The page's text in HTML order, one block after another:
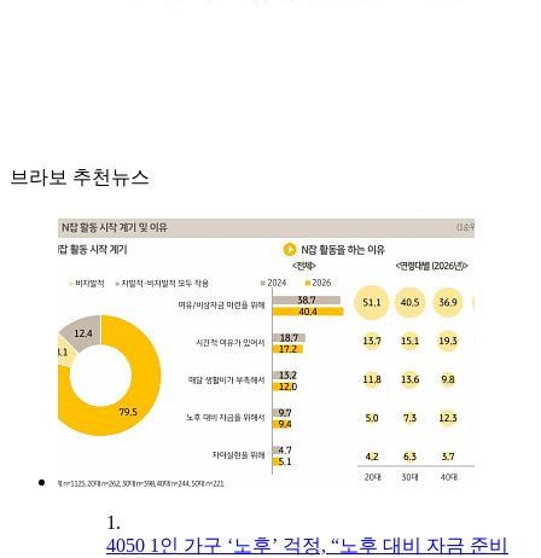
브라보 추천뉴스
1.
4050 1인 가구 ‘노후’ 걱정, “노후 대비 자금 준비